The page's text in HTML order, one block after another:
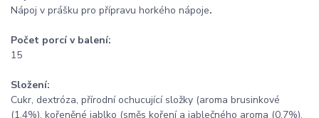
Nápoj v prášku pro přípravu horkého nápoje.
Počet porcí v balení:
15
Složení:
Cukr, dextróza, přírodní ochucující složky (aroma brusinkové
(1,4%), kořeněné jablko (směs koření a jablečného aroma (0,7%),